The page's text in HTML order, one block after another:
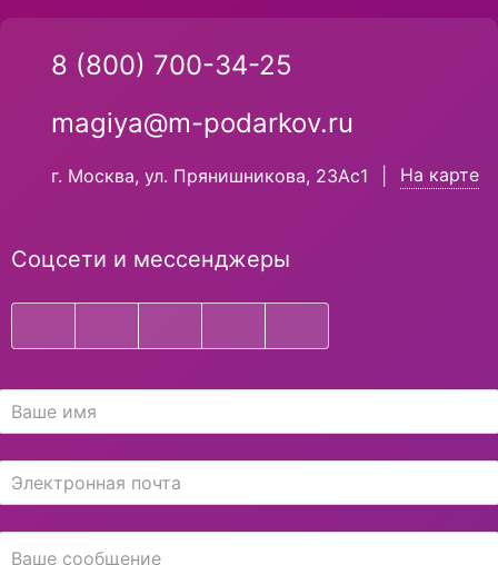
8 (800) 700-34-25
magiya@m-podarkov.ru
г. Москва, ул. Прянишникова, 23Ас1 На карте
Соцсети и мессенджеры